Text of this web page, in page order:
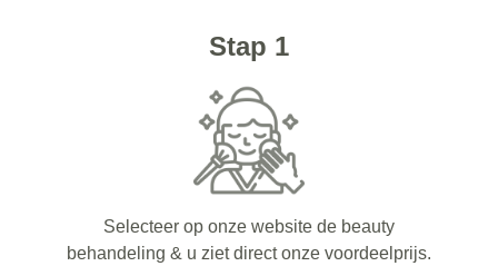
Stap 1
Selecteer op onze website de beauty
behandeling & u ziet direct onze voordeelprijs.